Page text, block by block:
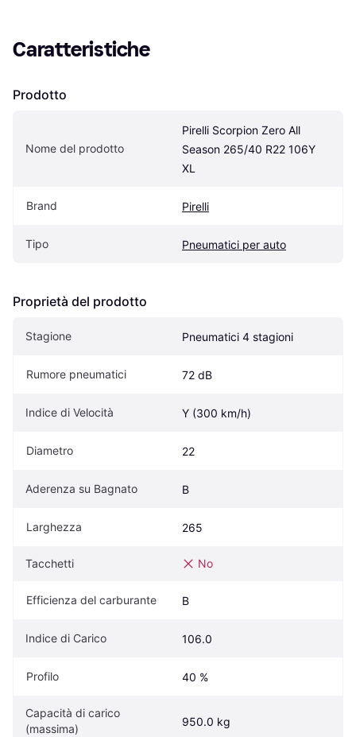
Caratteristiche
Prodotto
Nome del prodotto
Pirelli Scorpion Zero All
Season 265/40 R22 106Y
XL
Brand Pirelli
Tipo Pneumatici per auto
Proprietà del prodotto
Stagione Pneumatici 4 stagioni
Rumore pneumatici 72 dB
Indice di Velocità Y (300 km/h)
Diametro 22
Aderenza su Bagnato B
Larghezza 265
Tacchetti No
Efficienza del carburante B
Indice di Carico 106.0
Profilo 40 %
Capacità di carico
(massima)
950.0 kg